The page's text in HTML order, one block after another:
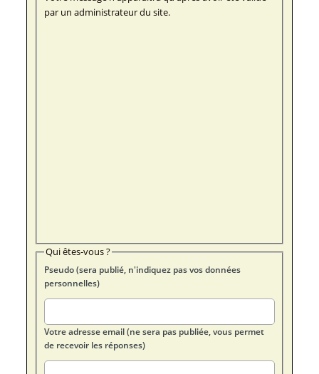
par un administrateur du site.
Qui êtes-vous ?
Pseudo (sera publié, n'indiquez pas vos données
personnelles)
Votre adresse email (ne sera pas publiée, vous permet
de recevoir les réponses)